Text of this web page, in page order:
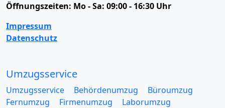
Öffnungszeiten: Mo - Sa: 09:00 - 16:30 Uhr
Impressum
Datenschutz
Umzugsservice
Umzugsservice Behördenumzug
Büroumzug
Fernumzug
Firmenumzug
Laborumzug